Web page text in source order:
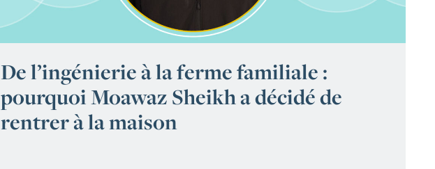
De l’ingénierie à la ferme familiale :
pourquoi Moawaz Sheikh a décidé de
rentrer à la maison